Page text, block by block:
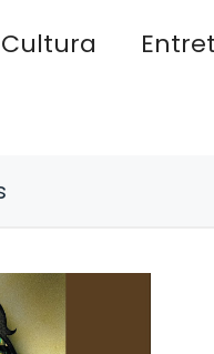
Cultura